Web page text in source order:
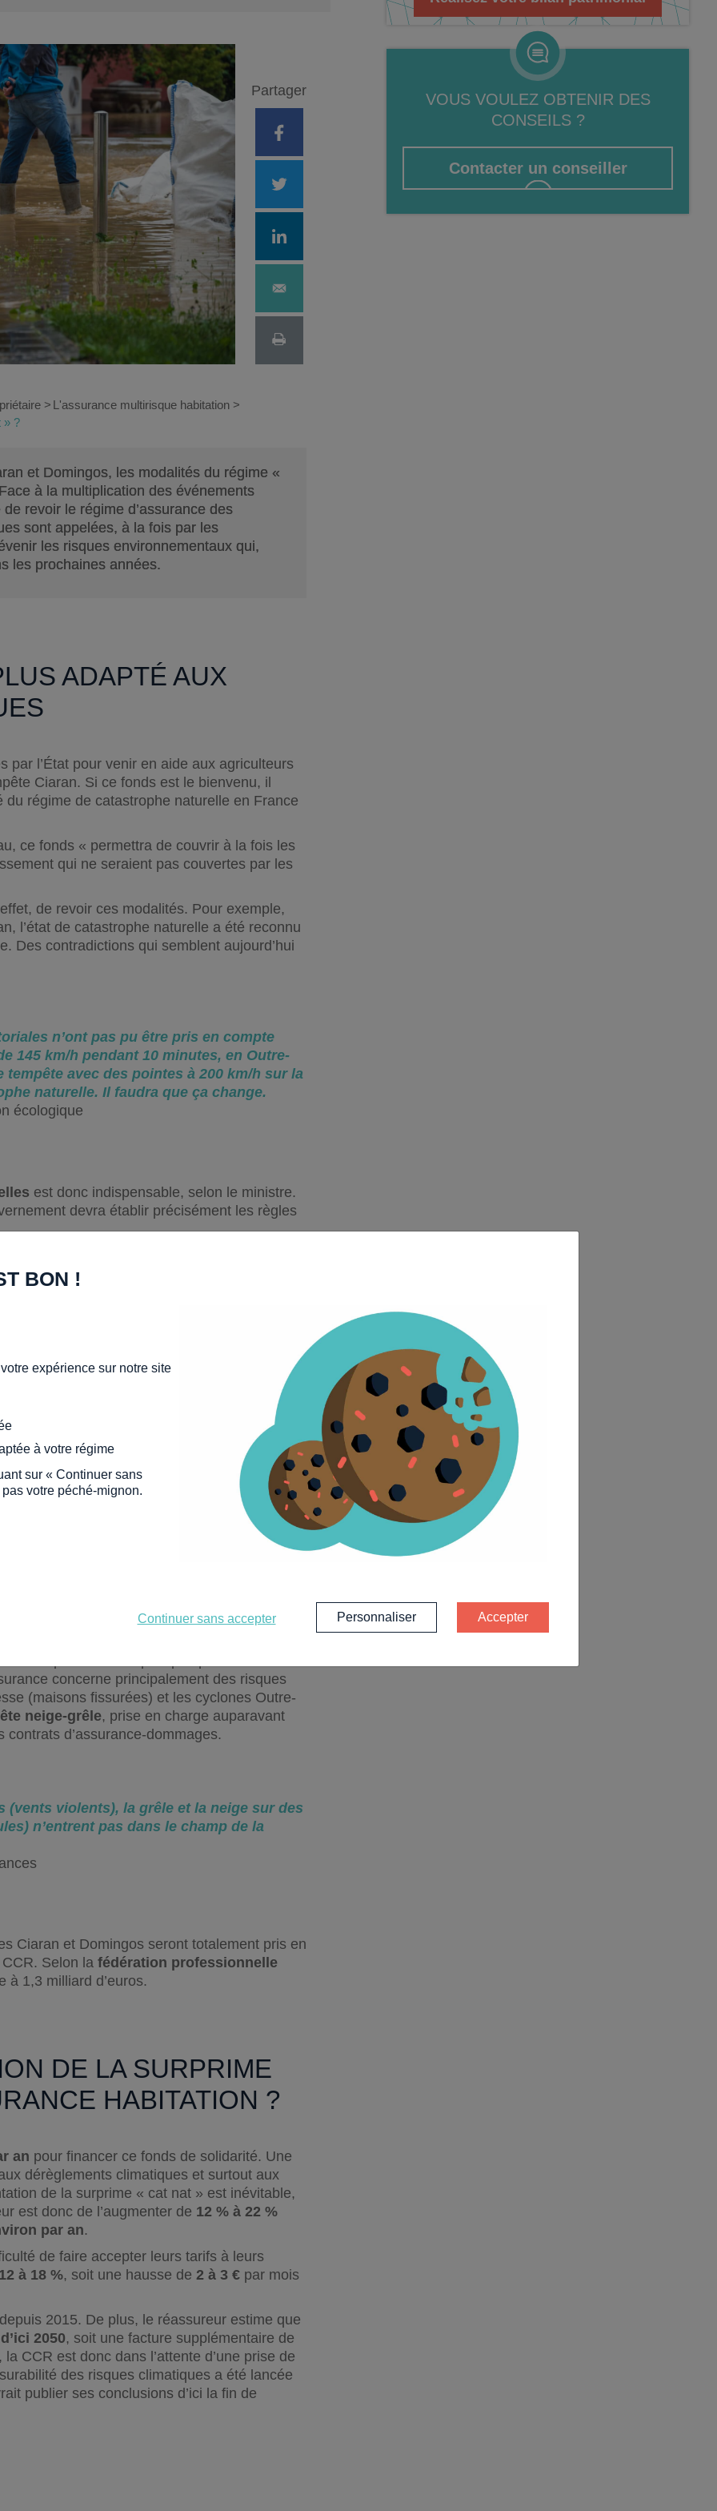
dispositifs
locatif
Cryptomonnaie
Partager
L'assurance multirisque habitation
» ?
et Domingos, les modalités du régime «
à la multiplication des événements
revoir le régime d’assurance des
sont appelées, à la fois par les
les risques environnementaux qui,
les prochaines années.
ADAPTÉ AUX
par l’État pour venir en aide aux agriculteurs
Ciaran. Si ce fonds est le bienvenu, il
du régime de catastrophe naturelle en France
ce fonds « permettra de couvrir à la fois les
qui ne seraient pas couvertes par les
de revoir ces modalités. Pour exemple,
l’état de catastrophe naturelle a été reconnu
Des contradictions qui semblent aujourd’hui
n’ont pas pu être pris en compte
145 km/h pendant 10 minutes, en Outre-
avec des pointes à 200 km/h sur la
naturelle. Il faudra que ça change.
écologique
est donc indispensable, selon le ministre.
devra établir précisément les règles
CHARGE PAR LE
des catastrophes naturelles. Elle a été
des dégâts causés par des risques
garantie repose sur le
principe de la
les contours de cette garantie. Il est dit
directs non assurables ayant eu pour cause
lorsque les mesures habituelles à prendre
survenance ou n’ont pu être prises. ».
de la
financée par des fonds publics, garantit aux
des événements exceptionnels.
une partie des risques pris par les
concerne principalement des risques
(maisons fissurées) et les cyclones Outre-
neige-grêle, prise en charge auparavant
d’assurance-dommages.
(vents violents), la grêle et la neige sur des
n’entrent pas dans le champ de la
Ciaran et Domingos seront totalement pris en
Selon la fédération professionnelle
à 1,3 milliard d’euros.
DE LA SURPRIME
HABITATION ?
an pour financer ce fonds de solidarité. Une
dérèglements climatiques et surtout aux
de la surprime « cat nat » est inévitable,
est donc de l’augmenter de 12 % à 22 %
par an.
de faire accepter leurs tarifs à leurs
12 à 18 %, soit une hausse de 2 à 3 € par mois
2015. De plus, le réassureur estime que
2050, soit une facture supplémentaire de
CCR est donc dans l’attente d’une prise de
des risques climatiques a été lancée
publier ses conclusions d’ici la fin de
VOUS VOULEZ OBTENIR DES
CONSEILS ?
Contacter un conseiller
BON !
expérience sur notre site
à votre régime
sur « Continuer sans
votre péché-mignon.
Continuer sans accepter Personnaliser Accepter